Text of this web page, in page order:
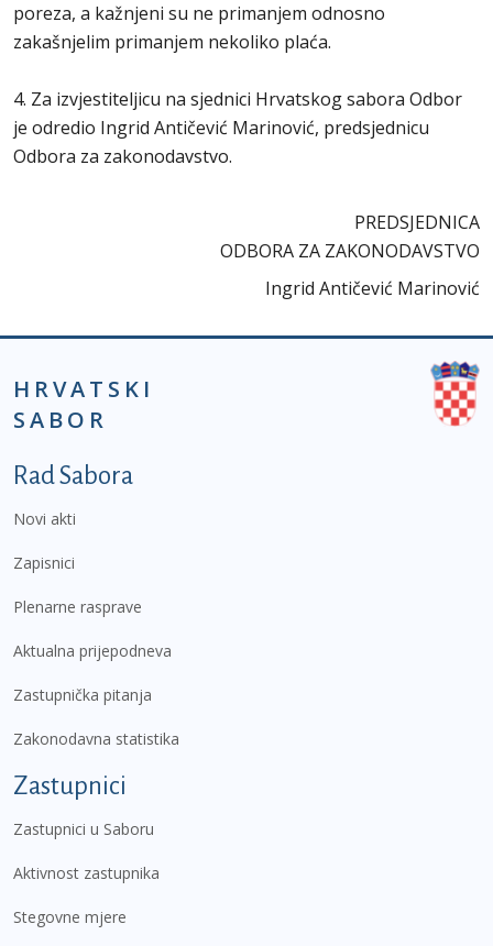
poreza, a kažnjeni su ne primanjem odnosno
zakašnjelim primanjem nekoliko plaća.
4. Za izvjestiteljicu na sjednici Hrvatskog sabora Odbor
je odredio Ingrid Antičević Marinović, predsjednicu
Odbora za zakonodavstvo.
PREDSJEDNICA
ODBORA ZA ZAKONODAVSTVO
Ingrid Antičević Marinović
HRVATSKI
SABOR
Podnožje prvi izbornik
Rad Sabora
Novi akti
Zapisnici
Plenarne rasprave
Aktualna prijepodneva
Zastupnička pitanja
Zakonodavna statistika
Zastupnici
Zastupnici u Saboru
Aktivnost zastupnika
Stegovne mjere